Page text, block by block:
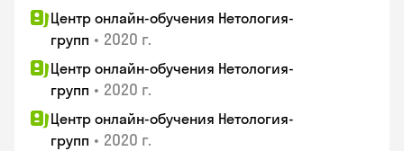
Центр онлайн-обучения Нетология-
групп • 2020 г.
Центр онлайн-обучения Нетология-
групп • 2020 г.
Центр онлайн-обучения Нетология-
групп • 2020 г.